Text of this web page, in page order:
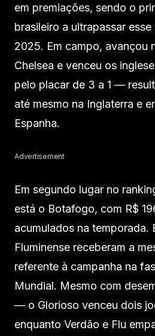
em premiações, sendo o
brasileiro a ultrapassar
2025. Em campo, avançou
Chelsea e venceu os
pelo placar de 3 a 1 —
até mesmo na Inglaterra e
Espanha.
Advertisement
Em segundo lugar no
está o Botafogo, com R$
acumulados na temporada.
Fluminense receberam a
referente à campanha na
Mundial. Mesmo com
— o Glorioso venceu dois
enquanto Verdão e Flu